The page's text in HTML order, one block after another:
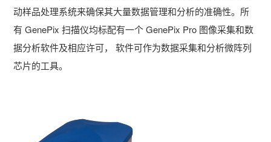
动样品处理系统来确保其大量数据管理和分析的准确性。所
有 GenePix 扫描仪均标配有一个 GenePix Pro 图像采集和数
据分析软件及相应许可， 软件可作为数据采集和分析微阵列
芯片的工具。